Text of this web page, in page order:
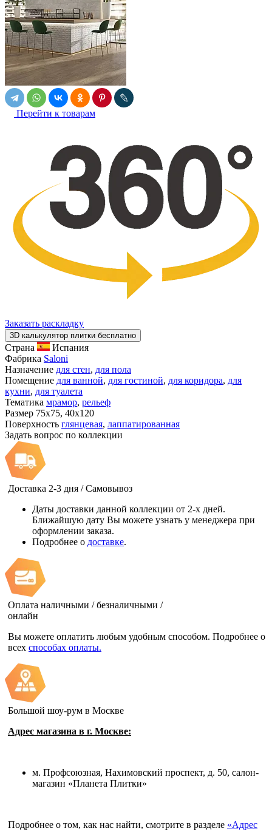
Перейти к товарам
Заказать раскладку
3D калькулятор плитки бесплатно
Страна
Испания
Фабрика Saloni
Назначение для стен, для пола
Помещение для ванной, для гостиной, для коридора, для
кухни, для туалета
Тематика мрамор, рельеф
Размер 75x75, 40x120
Поверхность глянцевая, лаппатированная
Задать вопрос по коллекции
Доставка 2-3 дня / Самовывоз
Даты доставки данной коллекции от 2-х дней.
Ближайшую дату Вы можете узнать у менеджера при
оформлении заказа.
Подробнее о доставке.
Оплата наличными / безналичными /
онлайн
Вы можете оплатить любым удобным способом. Подробнее о
всех способах оплаты.
Большой шоу-рум в Москве
Адрес магазина в г. Москве:
м. Профсоюзная, Нахимовский проспект, д. 50, салон-
магазин «Планета Плитки»
Подробнее о том, как нас найти, смотрите в разделе «Адрес